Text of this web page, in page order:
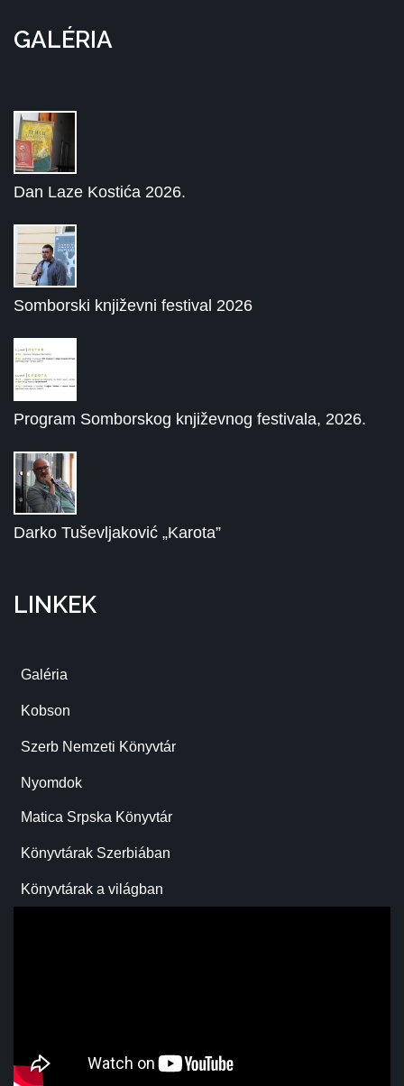
GALÉRIA
Dan Laze Kostića 2026.
Somborski književni festival 2026
Program Somborskog književnog festivala, 2026.
Darko Tuševljaković „Karota”
LINKEK
Galéria
Kobson
Szerb Nemzeti Könyvtár
Nyomdok
Matica Srpska Könyvtár
Könyvtárak Szerbiában
Könyvtárak a világban